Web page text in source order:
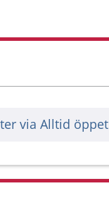
via Alltid öppet